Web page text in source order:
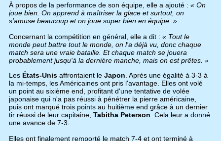
À propos de la performance de son équipe, elle a ajouté : « On
joue bien. On apprend à maîtriser la glace et surtout, on
s'amuse beaucoup et on joue super bien en équipe. »
Concernant la compétition en général, elle a dit : « Tout le
monde peut battre tout le monde, on l'a déjà vu, donc chaque
match sera une vraie bataille. Et chaque match se jouera
probablement jusqu'à la dernière manche, mais on est prêtes. »
Les États-Unisaffrontaient le Japon. Après une égalité à 3-3 à
la mi-temps, les Américaines ont pris l'avantage. Elles ont volé
un point au sixième end, profitant d'une tentative de volée
japonaise qui n'a pas réussi à pénétrer la pierre américaine,
puis ont marqué trois points au huitième end grâce à un dernier
tir réussi de leur capitaine, Tabitha Peterson. Cela leur a donné
une avance de 7-3.
Elles ont finalement remporté le match 7-4 et ont terminé à